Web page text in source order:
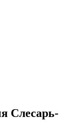
Слесарь-